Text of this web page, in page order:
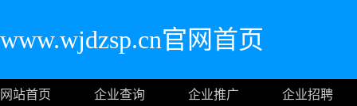
www.wjdzsp.cn官网首页
网站首页 企业查询 企业推广 企业招聘